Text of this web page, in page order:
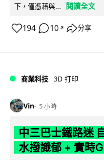
下，僅憑藉與...
閱讀全文
194 10 ↗ 分享
商業科技 3D 打印
Vin 5 小時
中三巴士鐵路迷
水撥識郁 + 實時